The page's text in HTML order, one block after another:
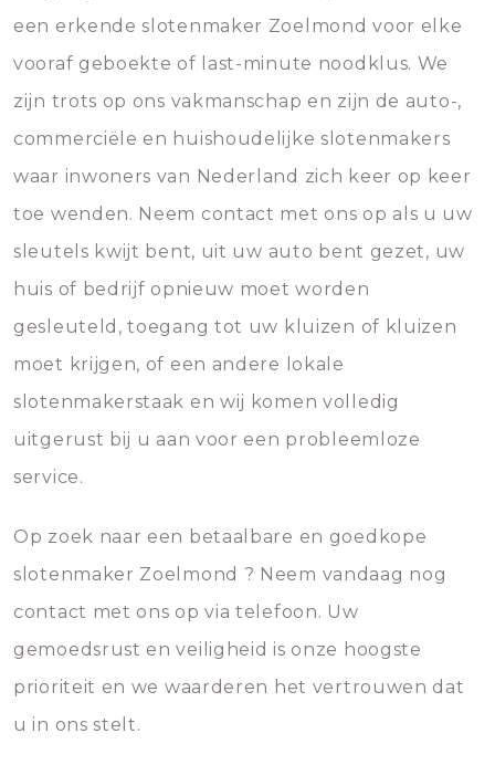
een erkende slotenmaker Zoelmond voor elke
vooraf geboekte of last-minute noodklus. We
zijn trots op ons vakmanschap en zijn de auto-,
commerciële en huishoudelijke slotenmakers
waar inwoners van Nederland zich keer op keer
toe wenden. Neem contact met ons op als u uw
sleutels kwijt bent, uit uw auto bent gezet, uw
huis of bedrijf opnieuw moet worden
gesleuteld, toegang tot uw kluizen of kluizen
moet krijgen, of een andere lokale
slotenmakerstaak en wij komen volledig
uitgerust bij u aan voor een probleemloze
service.
Op zoek naar een betaalbare en goedkope
slotenmaker Zoelmond ? Neem vandaag nog
contact met ons op via telefoon. Uw
gemoedsrust en veiligheid is onze hoogste
prioriteit en we waarderen het vertrouwen dat
u in ons stelt.